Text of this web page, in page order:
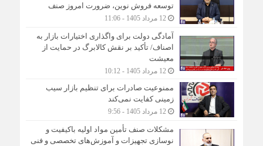
توسعه فروش نوین، ضرورت امروز صنف
12 مرداد 1405 - 11:06
آمادگی دولت برای واگذاری اختیارات بازار به
اصناف/ تأکید بر نقش کالابرگ در حمایت از
معیشت
12 مرداد 1405 - 10:12
ممنوعیت صادرات برای تنظیم بازار سیب
زمینی کفایت نمی‌کند
12 مرداد 1405 - 9:56
مشکلات صنف تأمین مواد اولیه باکیفیت و
نوسازی تجهیزات و آموزش‌های تخصصی و فنی